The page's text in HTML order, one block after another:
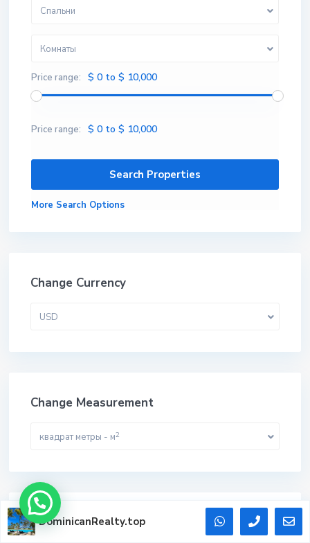
Спальни
Комнаты
Price range: $ 0 to $ 10,000
Price range: $ 0 to $ 10,000
More Search Options
Change Currency
USD
Change Measurement
квадрат метры - м2
Наши объекты
DominicanRealty.top